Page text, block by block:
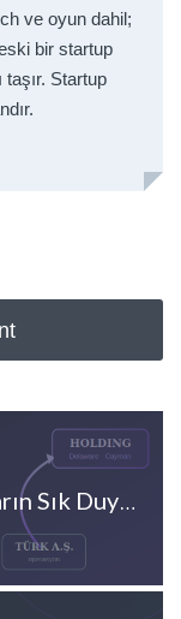
ve oyun dahil;
bir startup
taşır. Startup
Flip-Up Nedir? Türk Kurucuların Sık Duyduğu Ama Tam Anlamadığı Hamle